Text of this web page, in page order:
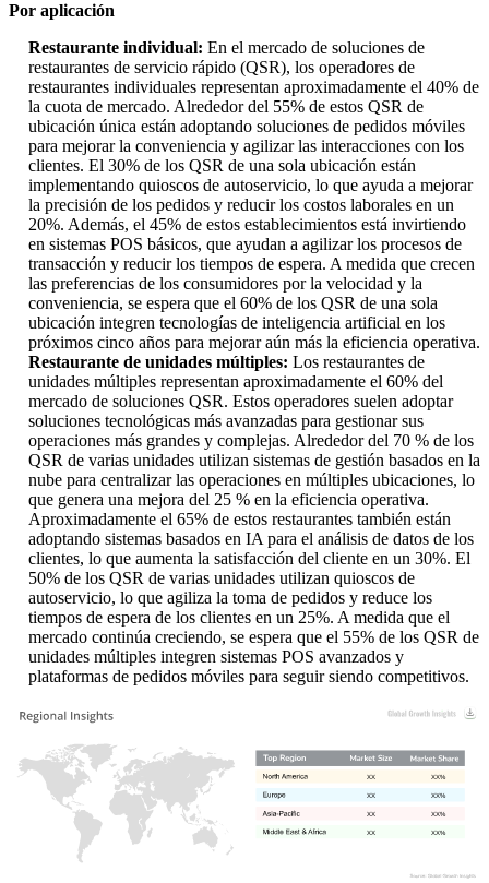
Por aplicación
Restaurante individual: En el mercado de soluciones de
restaurantes de servicio rápido (QSR), los operadores de
restaurantes individuales representan aproximadamente el 40% de
la cuota de mercado. Alrededor del 55% de estos QSR de
ubicación única están adoptando soluciones de pedidos móviles
para mejorar la conveniencia y agilizar las interacciones con los
clientes. El 30% de los QSR de una sola ubicación están
implementando quioscos de autoservicio, lo que ayuda a mejorar
la precisión de los pedidos y reducir los costos laborales en un
20%. Además, el 45% de estos establecimientos está invirtiendo
en sistemas POS básicos, que ayudan a agilizar los procesos de
transacción y reducir los tiempos de espera. A medida que crecen
las preferencias de los consumidores por la velocidad y la
conveniencia, se espera que el 60% de los QSR de una sola
ubicación integren tecnologías de inteligencia artificial en los
próximos cinco años para mejorar aún más la eficiencia operativa.
Restaurante de unidades múltiples: Los restaurantes de
unidades múltiples representan aproximadamente el 60% del
mercado de soluciones QSR. Estos operadores suelen adoptar
soluciones tecnológicas más avanzadas para gestionar sus
operaciones más grandes y complejas. Alrededor del 70 % de los
QSR de varias unidades utilizan sistemas de gestión basados ​​en la
nube para centralizar las operaciones en múltiples ubicaciones, lo
que genera una mejora del 25 % en la eficiencia operativa.
Aproximadamente el 65% de estos restaurantes también están
adoptando sistemas basados ​​en IA para el análisis de datos de los
clientes, lo que aumenta la satisfacción del cliente en un 30%. El
50% de los QSR de varias unidades utilizan quioscos de
autoservicio, lo que agiliza la toma de pedidos y reduce los
tiempos de espera de los clientes en un 25%. A medida que el
mercado continúa creciendo, se espera que el 55% de los QSR de
unidades múltiples integren sistemas POS avanzados y
plataformas de pedidos móviles para seguir siendo competitivos.
XX%
XX
XX%
XX
XX%
XX
XX%
XX